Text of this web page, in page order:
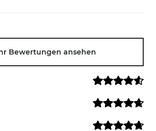
Bewertungen ansehen